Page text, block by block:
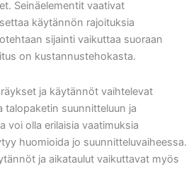
Seinäelementit vaativat
käytännön rajoituksia
sijainti vaikuttaa suoraan
on kustannustehokasta.
ja käytännöt vaihtelevat
talopaketin suunnitteluun ja
voi olla erilaisia vaatimuksia
huomioida jo suunnitteluvaiheessa.
ja aikataulut vaikuttavat myös